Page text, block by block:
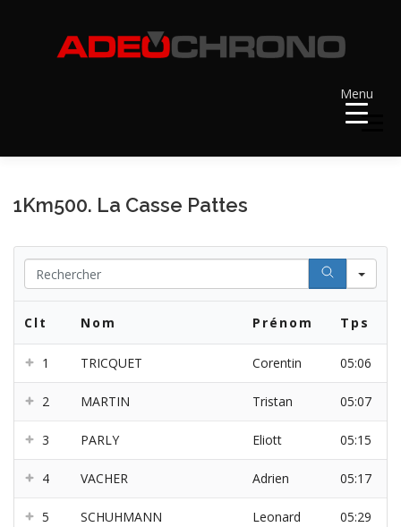
Menu
Menu
RÉCOMPENSES DOSSARDS
CONTACT ET LIENS UTILES
1Km500. La Casse Pattes
Clt Nom Prénom Tps
1 TRICQUET Corentin 05:06
2 MARTIN Tristan 05:07
3 PARLY Eliott 05:15
4 VACHER Adrien 05:17
5 SCHUHMANN Leonard 05:29